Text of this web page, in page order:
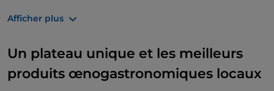
d'Italie des professionnels en 2022. Cette anecdote
Imperatoreen 2023, lorsqu'une étape du Tour
d'Italie se termine précisément à Campo
Imperatore (vendredi 12 mai 2023).
Afficher plus
Un plateau unique et les meilleurs
produits œnogastronomiques locaux